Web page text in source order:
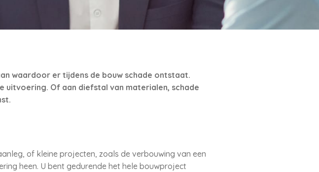
waardoor er tijdens de bouw schade ontstaat.
Of aan diefstal van materialen, schade
of kleine projecten, zoals de verbouwing van een
heen. U bent gedurende het hele bouwproject